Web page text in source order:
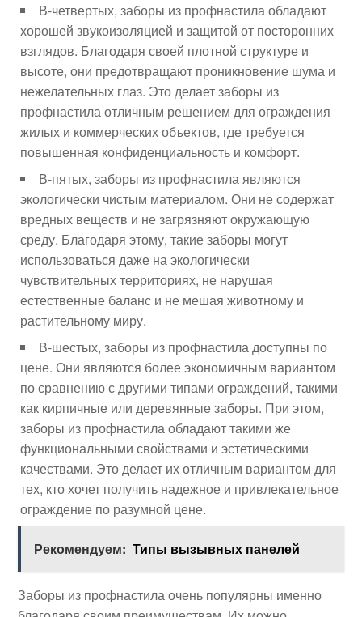
В-четвертых, заборы из профнастила обладают
хорошей звукоизоляцией и защитой от посторонних
взглядов. Благодаря своей плотной структуре и
высоте, они предотвращают проникновение шума и
нежелательных глаз. Это делает заборы из
профнастила отличным решением для ограждения
жилых и коммерческих объектов, где требуется
повышенная конфиденциальность и комфорт.
В-пятых, заборы из профнастила являются
экологически чистым материалом. Они не содержат
вредных веществ и не загрязняют окружающую
среду. Благодаря этому, такие заборы могут
использоваться даже на экологически
чувствительных территориях, не нарушая
естественные баланс и не мешая животному и
растительному миру.
В-шестых, заборы из профнастила доступны по
цене. Они являются более экономичным вариантом
по сравнению с другими типами ограждений, такими
как кирпичные или деревянные заборы. При этом,
заборы из профнастила обладают такими же
функциональными свойствами и эстетическими
качествами. Это делает их отличным вариантом для
тех, кто хочет получить надежное и привлекательное
ограждение по разумной цене.
Рекомендуем: Типы вызывных панелей
Заборы из профнастила очень популярны именно